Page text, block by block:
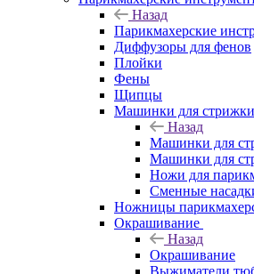
Назад
Парикмахерские
Диффузоры для фенов
Плойки
Фены
Щипцы
Машинки для стрижки
Назад
Машинки для
Машинки для
Ножи для
Сменные
Ножницы
Окрашивание
Назад
Окрашивание
Выжиматели